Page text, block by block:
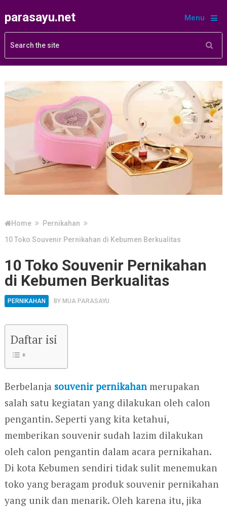
parasayu.net Menu
Home
Pernikahan
10 Toko Souvenir Pernikahan di Kebumen Berkualitas
10 Toko Souvenir Pernikahan
di Kebumen Berkualitas
PERNIKAHAN BY MUA PARASAYU
Daftar isi
Berbelanja souvenir pernikahanmerupakan
salah satu kegiatan yang dilakukan oleh calon
pengantin. Seperti yang kita ketahui,
memberikan souvenir sudah lazim dilakukan
oleh calon pengantin dalam acara pernikahan.
Di kota Kebumen sendiri tidak sulit menemukan
toko yang beragam produk souvenir pernikahan
yang unik dan menarik. Oleh karena itu, jika